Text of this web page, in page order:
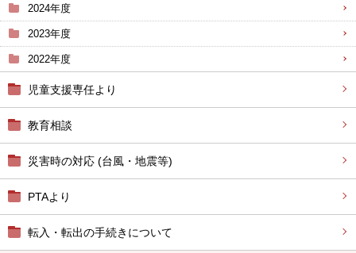
2024年度
2023年度
2022年度
児童支援専任より
教育相談
災害時の対応 (台風・地震等)
PTAより
転入・転出の手続きについて